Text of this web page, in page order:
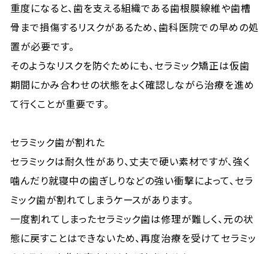
重度になると、歯を支える組織である歯根膜線維や歯槽
骨まで損傷するリスクがあるため、歯科医院での早めの処
置が必要です。
そのようなリスクを防ぐためにも、セラミック矯正は仮歯
期間にかみ合わせの状態をよく確認しながら治療を進め
て行くことが重要です。
セラミック歯が割れた
セラミックは耐久性があり、丈夫で硬い素材ですが、強く
噛んだり就寝中の歯ぎしりなどの強い衝撃によって、セラ
ミック歯が割れてしまうケースがあります。
一度割れてしまったセラミック歯は修理が難しく、元の状
態に戻すことはできないため、再度治療を受けてセラミッ